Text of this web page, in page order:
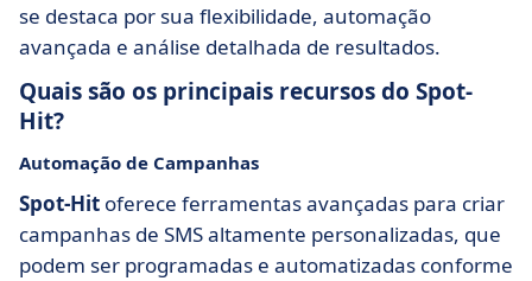
se destaca por sua flexibilidade, automação
avançada e análise detalhada de resultados.
Quais são os principais recursos do Spot-
Hit?
Automação de Campanhas
Spot-Hit oferece ferramentas avançadas para criar
campanhas de SMS altamente personalizadas, que
podem ser programadas e automatizadas conforme